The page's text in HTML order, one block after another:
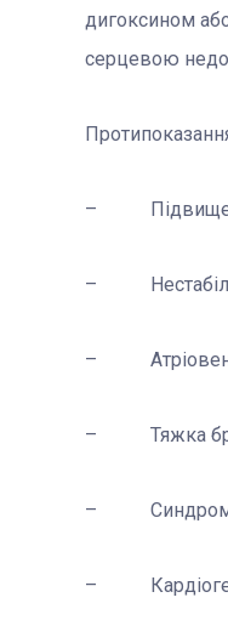
дигоксином
серцевою
– Підвищена
–
–
– Тяжка
– Синдром
–